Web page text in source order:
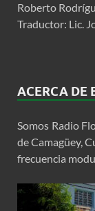
Roberto
Traductor: Lic.
ACERCA DE
Somos Radio
de Camagüey,
frecuencia